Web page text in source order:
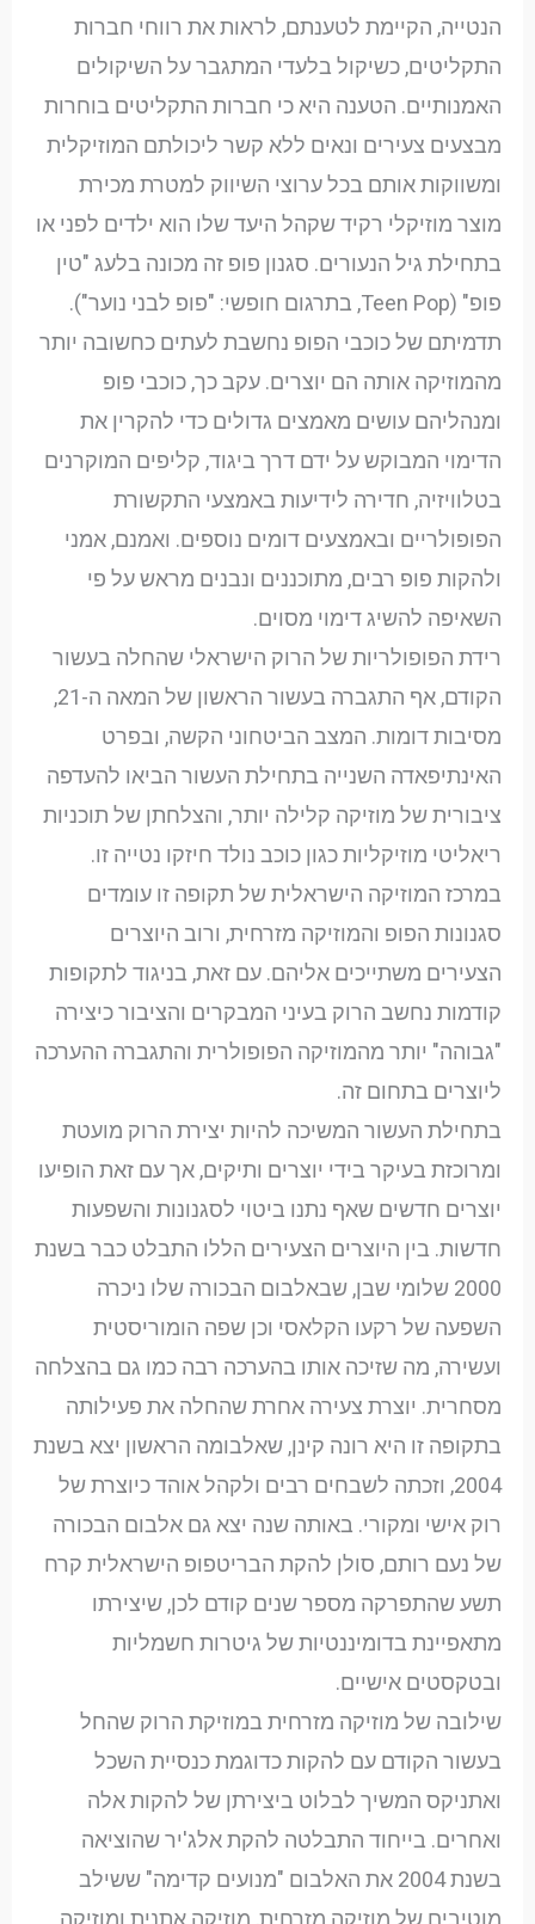
הנטייה, הקיימת לטענתם, לראות את רווחי חברות
התקליטים, כשיקול בלעדי המתגבר על השיקולים
האמנותיים. הטענה היא כי חברות התקליטים בוחרות
מבצעים צעירים ונאים ללא קשר ליכולתם המוזיקלית
ומשווקות אותם בכל ערוצי השיווק למטרת מכירת
מוצר מוזיקלי רקיד שקהל היעד שלו הוא ילדים לפני או
בתחילת גיל הנעורים. סגנון פופ זה מכונה בלעג "טין
פופ" (Teen Pop, בתרגום חופשי: "פופ לבני נוער").
תדמיתם של כוכבי הפופ נחשבת לעתים כחשובה יותר
מהמוזיקה אותה הם יוצרים. עקב כך, כוכבי פופ
ומנהליהם עושים מאמצים גדולים כדי להקרין את
הדימוי המבוקש על ידם דרך ביגוד, קליפים המוקרנים
בטלוויזיה, חדירה לידיעות באמצעי התקשורת
הפופולריים ובאמצעים דומים נוספים. ואמנם, אמני
ולהקות פופ רבים, מתוכננים ונבנים מראש על פי
השאיפה להשיג דימוי מסוים.
רידת הפופולריות של הרוק הישראלי שהחלה בעשור
הקודם, אף התגברה בעשור הראשון של המאה ה-21,
מסיבות דומות. המצב הביטחוני הקשה, ובפרט
האינתיפאדה השנייה בתחילת העשור הביאו להעדפה
ציבורית של מוזיקה קלילה יותר, והצלחתן של תוכניות
ריאליטי מוזיקליות כגון כוכב נולד חיזקו נטייה זו.
במרכז המוזיקה הישראלית של תקופה זו עומדים
סגנונות הפופ והמוזיקה מזרחית, ורוב היוצרים
הצעירים משתייכים אליהם. עם זאת, בניגוד לתקופות
קודמות נחשב הרוק בעיני המבקרים והציבור כיצירה
"גבוהה" יותר מהמוזיקה הפופולרית והתגברה ההערכה
ליוצרים בתחום זה.
בתחילת העשור המשיכה להיות יצירת הרוק מועטת
ומרוכזת בעיקר בידי יוצרים ותיקים, אך עם זאת הופיעו
יוצרים חדשים שאף נתנו ביטוי לסגנונות והשפעות
חדשות. בין היוצרים הצעירים הללו התבלט כבר בשנת
2000 שלומי שבן, שבאלבום הבכורה שלו ניכרה
השפעה של רקעו הקלאסי וכן שפה הומוריסטית
ועשירה, מה שזיכה אותו בהערכה רבה כמו גם בהצלחה
מסחרית. יוצרת צעירה אחרת שהחלה את פעילותה
בתקופה זו היא רונה קינן, שאלבומה הראשון יצא בשנת
2004, וזכתה לשבחים רבים ולקהל אוהד כיוצרת של
רוק אישי ומקורי. באותה שנה יצא גם אלבום הבכורה
של נעם רותם, סולן להקת הבריטפופ הישראלית קרח
תשע שהתפרקה מספר שנים קודם לכן, שיצירתו
מתאפיינת בדומיננטיות של גיטרות חשמליות
ובטקסטים אישיים.
שילובה של מוזיקה מזרחית במוזיקת הרוק שהחל
בעשור הקודם עם להקות כדוגמת כנסיית השכל
ואתניקס המשיך לבלוט ביצירתן של להקות אלה
ואחרים. בייחוד התבלטה להקת אלג'יר שהוציאה
בשנת 2004 את האלבום "מנועים קדימה" ששילב
מוטיבים של מוזיקה מזרחית, מוזיקה אתנית ומוזיקה